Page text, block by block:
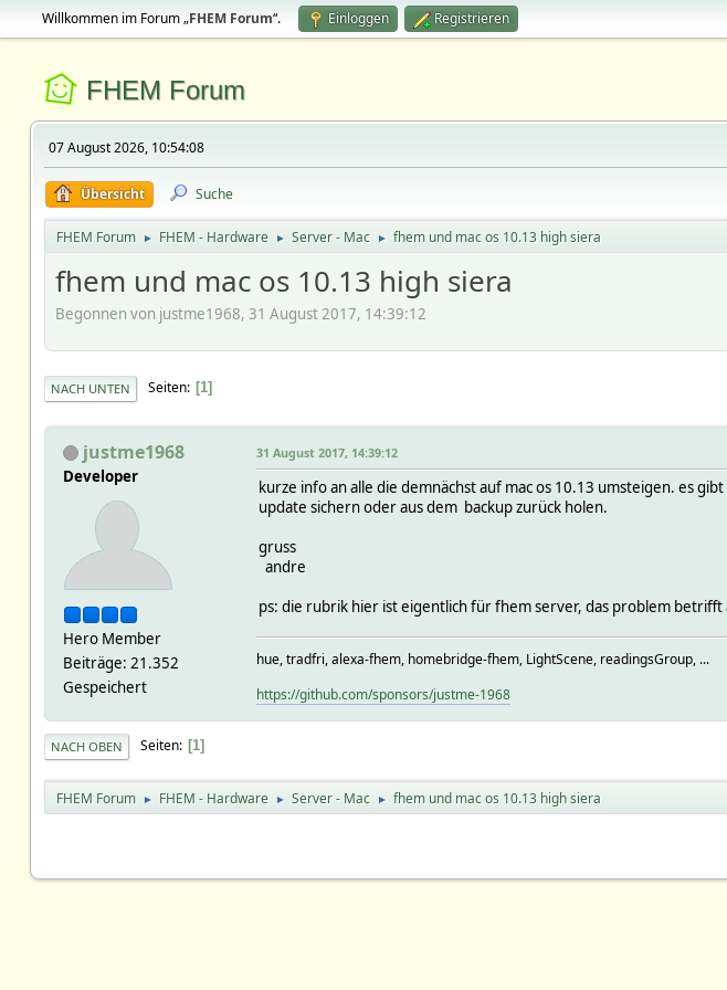
Willkommen im Forum „FHEM Forum“. Einloggen Registrieren
FHEM Forum
07 August 2026, 10:54:08
Übersicht Suche
FHEM Forum ► FHEM - Hardware ► Server - Mac ► fhem und mac os 10.13 high siera
fhem und mac os 10.13 high siera
Begonnen von justme1968, 31 August 2017, 14:39:12
NACH UNTEN Seiten 1
justme1968
Developer
Hero Member
Beiträge: 21.352
Gespeichert
31 August 2017, 14:39:12
kurze info an alle die demnächst auf mac os 10.13 umsteigen. es
update sichern oder aus dem backup zurück holen.
gruss
andre
ps: die rubrik hier ist eigentlich für fhem server, das problem
hue, tradfri, alexa-fhem, homebridge-fhem, LightScene, readingsGroup, ...
https://github.com/sponsors/justme-1968
NACH OBEN Seiten 1
FHEM Forum ► FHEM - Hardware ► Server - Mac ► fhem und mac os 10.13 high siera